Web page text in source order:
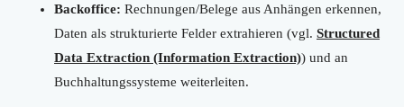
Backoffice: Rechnungen/Belege aus Anhängen erkennen,
Daten als strukturierte Felder extrahieren (vgl. Structured
Data Extraction (Information Extraction)) und an
Buchhaltungssysteme weiterleiten.